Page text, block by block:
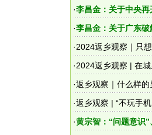
·李昌金：关于中央
·李昌金：关于广东
·2024返乡观察｜只
·2024返乡观察 | 在
·返乡观察｜什么样的
·返乡观察 | “不玩手
·黄宗智：“问题意识